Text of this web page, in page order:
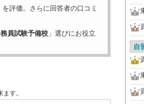
を評価。さらに回答者の口コミ
員試験予備校 」選びにお役立
す。
自